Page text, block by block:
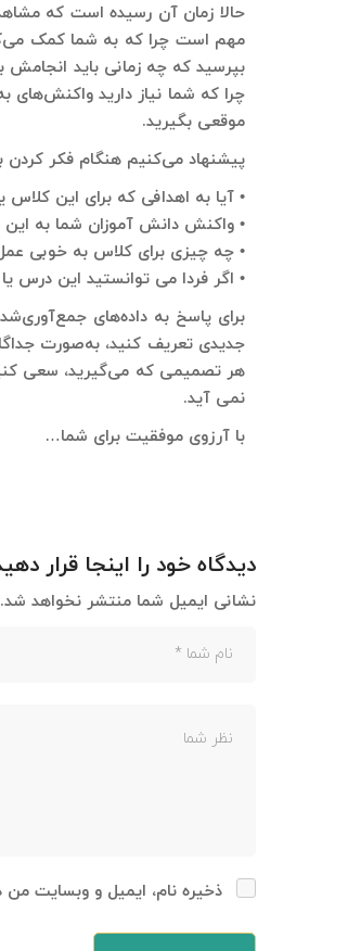
حالا زمان آن رسیده است که
مهم است چرا که به شما کمک
بپرسید که چه زمانی باید
چرا که شما نیاز دارید
موقعی بگیرید.
پیشنهاد می‌کنیم هنگام فکر کردن
• آیا به اهدافی که برای این کلاس
• واکنش دانش آموزان شما به این
• چه چیزی برای کلاس به خوبی
• اگر فردا می توانستید این درس یا
برای پاسخ به داده‌های
جدیدی تعریف کنید، به‌صورت
هر تصمیمی که می‌گیرید، سعی
نمی آید.
با آرزوی موفقیت برای شما…
دیدگاه خود را اینجا قرار
نشانی ایمیل شما منتشر نخواهد شد.
ذخیره نام، ایمیل و وبسایت من